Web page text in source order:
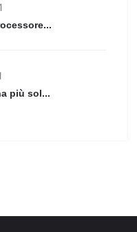
più sol...